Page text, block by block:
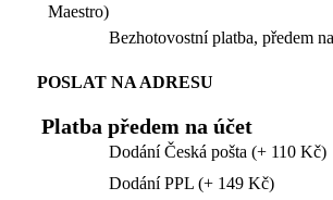
Maestro)
Bezhotovostní platba, předem
POSLAT NA ADRESU
Platba předem na účet
Dodání Česká pošta (+ 110 Kč)
Dodání PPL (+ 149 Kč)